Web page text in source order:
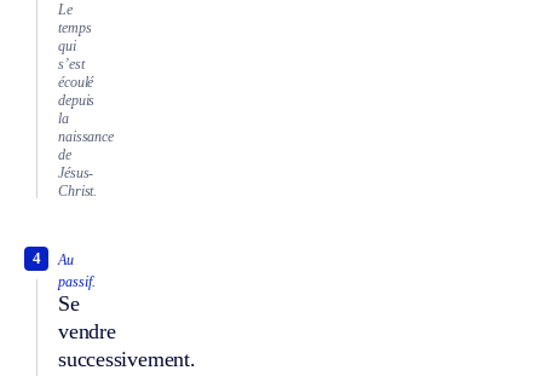
Le
temps
qui
s’est
écoulé
depuis
la
naissance
de
Jésus-
Christ.
Au
passif.
Se
vendre
successivement.
4